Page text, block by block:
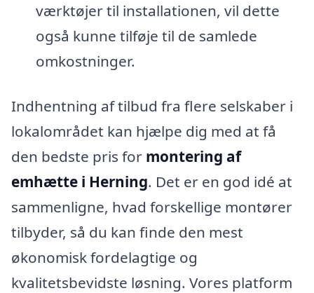
værktøjer til installationen, vil dette
også kunne tilføje til de samlede
omkostninger.
Indhentning af tilbud fra flere selskaber i
lokalområdet kan hjælpe dig med at få
den bedste pris for montering af
emhætte i Herning. Det er en god idé at
sammenligne, hvad forskellige montører
tilbyder, så du kan finde den mest
økonomisk fordelagtige og
kvalitetsbevidste løsning. Vores platform